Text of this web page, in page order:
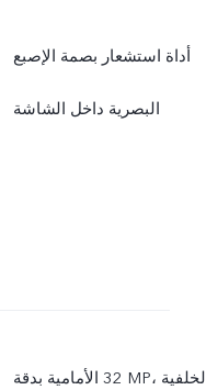
أداة استشعار بصمة الإصبع
البصرية داخل الشاشة
الأمامية بدقة ‎32 MP، الخلفية